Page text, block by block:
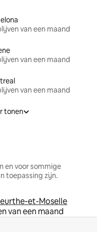
van een maand
van een maand
van een maand
tonen
en voor sommige
toepassing zijn.
et-Moselle
van een maand